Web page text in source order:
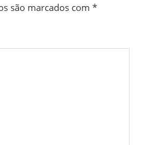
são marcados com *